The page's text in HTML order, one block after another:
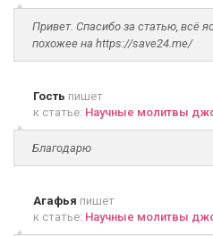
Привет. Спасибо за статью, всё
похожее на https://save24.me/
Гость пишет
к статье: Научные молитвы
Благодарю
Агафья пишет
к статье: Научные молитвы